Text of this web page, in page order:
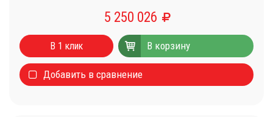
5 250 026
В 1 клик В корзину
Добавить в сравнение